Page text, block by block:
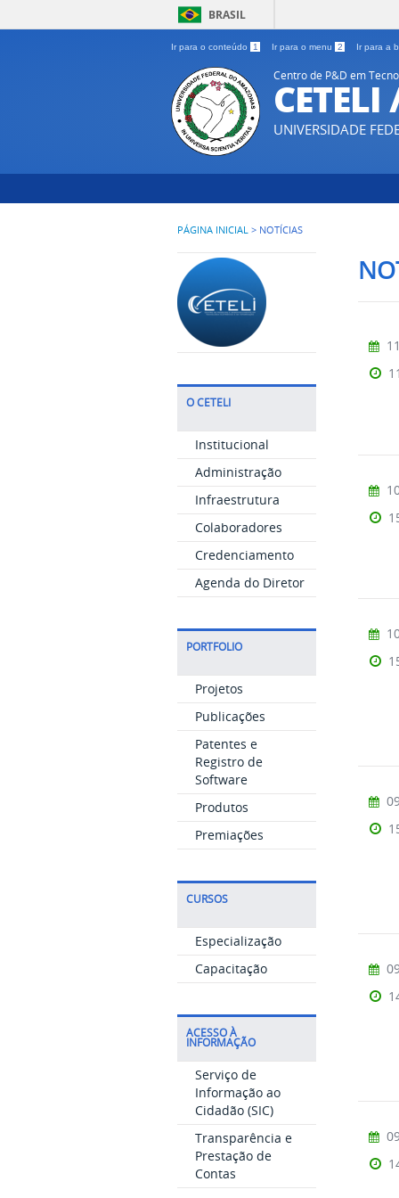
BRASIL
Ir para o conteúdo 1 Ir para o menu 2 Ir para a
Centro de P&D em
UNIVERSIDADE
PÁGINA INICIAL > NOTÍCIAS
O CETELI
Institucional
Administração
Infraestrutura
Colaboradores
Credenciamento
Agenda do Diretor
PORTFOLIO
Projetos
Publicações
Patentes e
Registro de
Software
Produtos
Premiações
CURSOS
Especialização
Capacitação
ACESSO À
INFORMAÇÃO
Serviço de
Informação ao
Cidadão (SIC)
Transparência e
Prestação de
Contas